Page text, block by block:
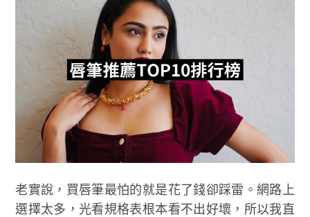
老實說，買唇筆最怕的就是花了錢卻踩雷。網路上
選擇太多，光看規格表根本看不出好壞，所以我直